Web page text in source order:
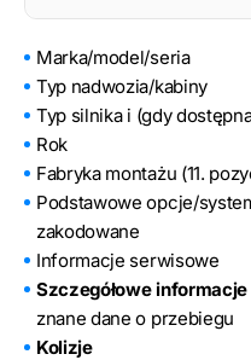
Marka/model/seria
Typ nadwozia/kabiny
Typ silnika i (gdy
Rok
Fabryka montażu (11.
Podstawowe opcje/
zakodowane
Informacje serwisowe
Szczegółowe
znane dane o przebiegu
Kolizje